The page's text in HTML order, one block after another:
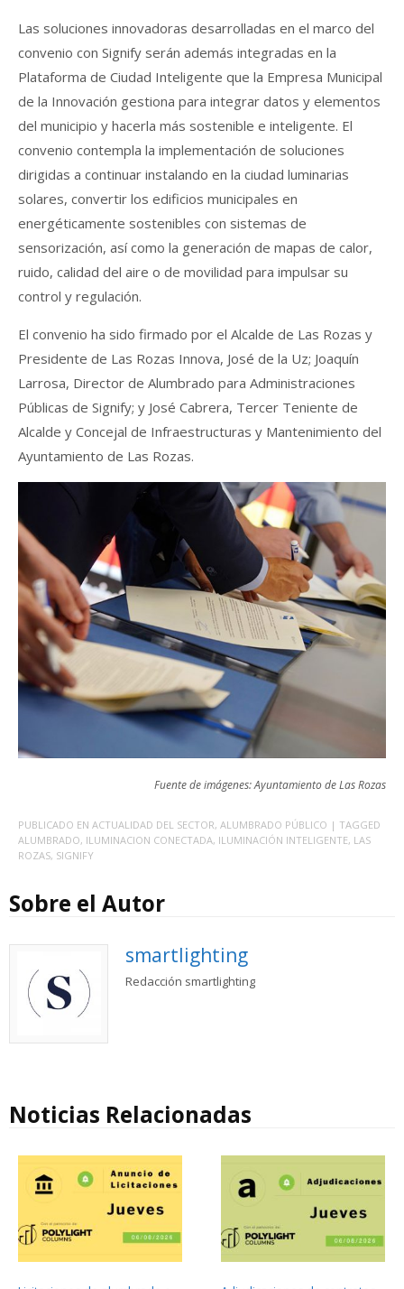
Las soluciones innovadoras desarrolladas en el marco del
convenio con Signify serán además integradas en la
Plataforma de Ciudad Inteligente que la Empresa Municipal
de la Innovación gestiona para integrar datos y elementos
del municipio y hacerla más sostenible e inteligente. El
convenio contempla la implementación de soluciones
dirigidas a continuar instalando en la ciudad luminarias
solares, convertir los edificios municipales en
energéticamente sostenibles con sistemas de
sensorización, así como la generación de mapas de calor,
ruido, calidad del aire o de movilidad para impulsar su
control y regulación.
El convenio ha sido firmado por el Alcalde de Las Rozas y
Presidente de Las Rozas Innova, José de la Uz; Joaquín
Larrosa, Director de Alumbrado para Administraciones
Públicas de Signify; y José Cabrera, Tercer Teniente de
Alcalde y Concejal de Infraestructuras y Mantenimiento del
Ayuntamiento de Las Rozas.
Fuente de imágenes: Ayuntamiento de Las Rozas
PUBLICADO EN ACTUALIDAD DEL SECTOR, ALUMBRADO PÚBLICO | TAGGED
ALUMBRADO, ILUMINACION CONECTADA, ILUMINACIÓN INTELIGENTE, LAS
ROZAS, SIGNIFY
Sobre el Autor
smartlighting
Redacción smartlighting
Noticias Relacionadas